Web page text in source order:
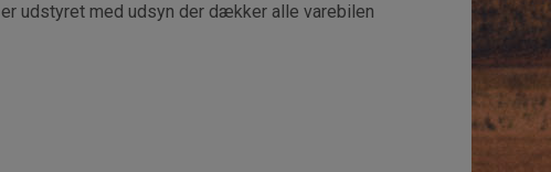
udstyret med udsyn der dækker alle varebilen